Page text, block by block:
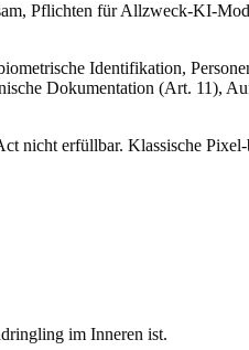
Pflichten für Allzweck-KI-
Identifikation,
Dokumentation (Art. 11),
nicht erfüllbar. Klassische
im Inneren ist.